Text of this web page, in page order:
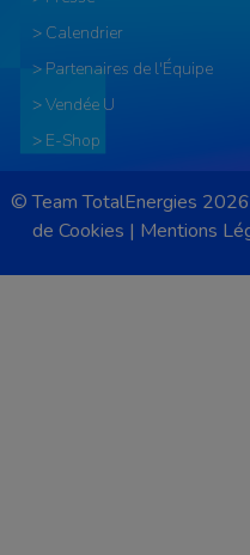
> Calendrier
> Partenaires de l'Équipe
> Vendée U
> E-Shop
© Team TotalEnergies
de Cookies | Mentions